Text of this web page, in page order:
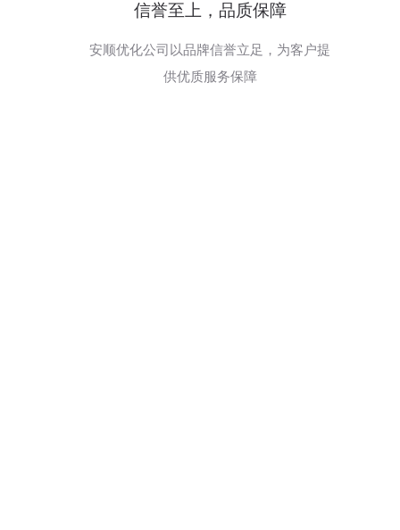
信誉至上，品质保障
安顺优化公司以品牌信誉立足，为客户提
供优质服务保障